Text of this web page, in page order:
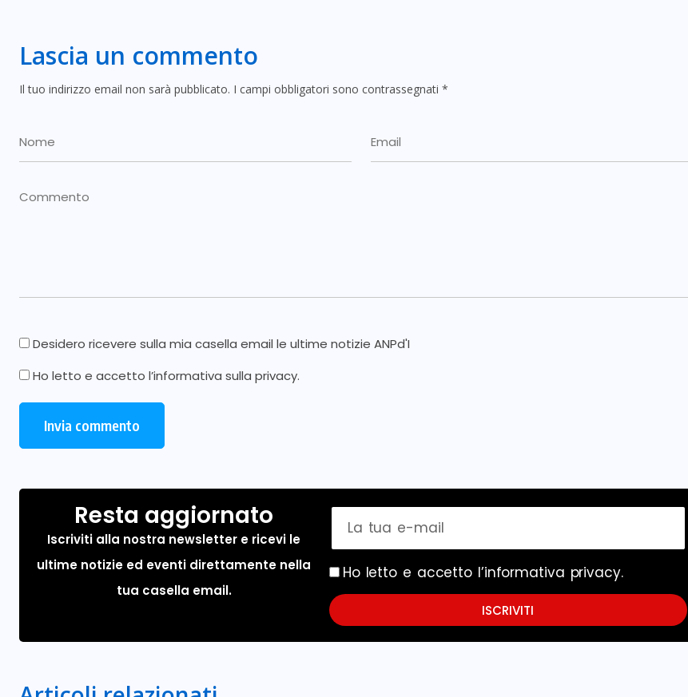
Lascia un commento
Il tuo indirizzo email non sarà pubblicato. I campi obbligatori sono contrassegnati *
Desidero ricevere sulla mia casella email le ultime notizie ANPd'I
Ho letto e accetto l’informativa sulla privacy.
Resta aggiornato
Iscriviti alla nostra newsletter e ricevi le
ultime notizie ed eventi direttamente nella
tua casella email.
Ho letto e accetto l’informativa privacy.
ISCRIVITI